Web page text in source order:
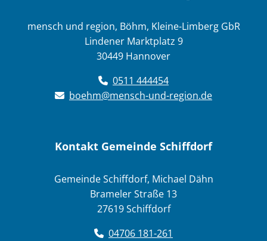
mensch und region, Böhm, Kleine-Limberg GbR
Lindener Marktplatz 9
30449 Hannover
0511 444454
boehm@mensch-und-region.de
Kontakt Gemeinde Schiffdorf
Gemeinde Schiffdorf, Michael Dähn
Brameler Straße 13
27619 Schiffdorf
04706 181-261